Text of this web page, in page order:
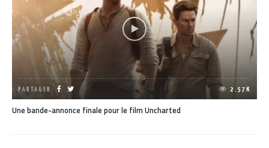
PARTAGER 2.57K
Une bande-annonce finale pour le film Uncharted